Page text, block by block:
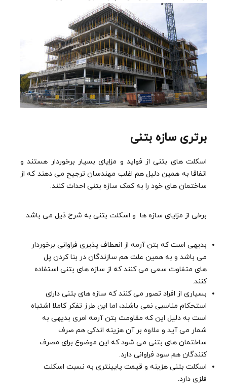
برتری سازه بتنی
اسکلت های بتنی از فواید و مزایای بسیار برخوردار هستند و
اتفاقا به همین دلیل هم اغلب مهندسان ترجیح می دهند که از
ساختمان های خود را به کمک سازه بتنی احداث کنند.
برخی از مزایای سازه ها و اسکلت بتنی به شرح ذیل می باشد:
بدیهی است که بتن آرمه از انعطاف پذیری فراوانی برخوردار
می باشد و به همین علت هم سازندگان در بنا کردن پل
های متفاوت سعی می کنند که از سازه های بتنی استفاده
کنند.
بسیاری از افراد تصور می کنند که سازه های بتنی دارای
استحکام مناسبی نمی باشند، اما این طرز تفکر کاملا اشتباه
است به دلیل این که مقاومت بتن آرمه امری بدیهی به
شمار می آید و علاوه بر آن هزینه اندکی هم صرف
ساختمان های بتنی می شود که این موضوع برای مصرف
کنندگان هم سود فراوانی دارد.
اسکلت بتنی هزینه و قیمت پایینتری به نسبت اسکلت
فلزی دارد.